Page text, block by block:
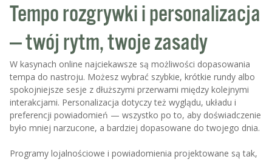
Tempo rozgrywki i personalizacja
— twój rytm, twoje zasady
W kasynach online najciekawsze są możliwości dopasowania
tempa do nastroju. Możesz wybrać szybkie, krótkie rundy albo
spokojniejsze sesje z dłuższymi przerwami między kolejnymi
interakcjami. Personalizacja dotyczy też wyglądu, układu i
preferencji powiadomień — wszystko po to, aby doświadczenie
było mniej narzucone, a bardziej dopasowane do twojego dnia.
Programy lojalnościowe i powiadomienia projektowane są tak,